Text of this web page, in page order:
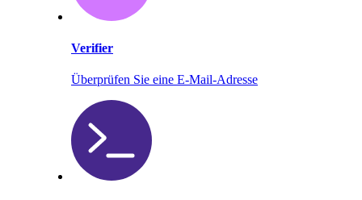
Verifier
Überprüfen Sie eine E-Mail-Adresse